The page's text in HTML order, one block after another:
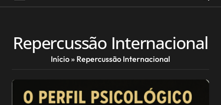
Repercussão Internacional
Início» Repercussão Internacional